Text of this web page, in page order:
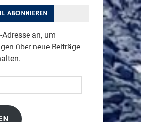
ABONNIEREN
Adresse an, um
über neue Beiträge